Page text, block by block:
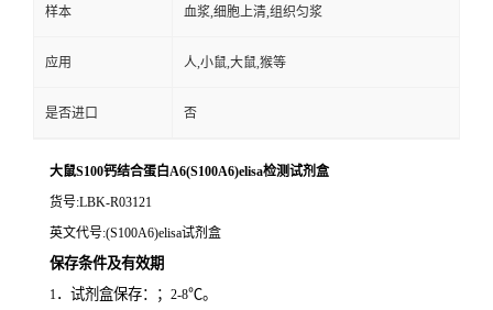
样本 血浆,细胞上清,组织匀浆
应用 人,小鼠,大鼠,猴等
是否进口 否
大鼠S100钙结合蛋白A6(S100A6)elisa检测试剂盒
货号:LBK-R03121
英文代号:(S100A6)elisa试剂盒
保存条件及有效期
1．试剂盒保存：； 2-8℃。